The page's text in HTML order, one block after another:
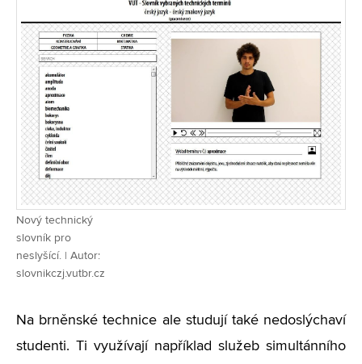
Nový technický
slovník pro
neslyšící. | Autor:
slovnikczj.vutbr.cz
Na brněnské technice ale studují také nedoslýchaví
studenti. Ti využívají například služeb simultánního